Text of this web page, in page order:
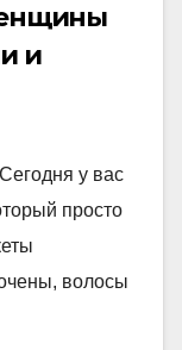
и
у вас
просто
волосы